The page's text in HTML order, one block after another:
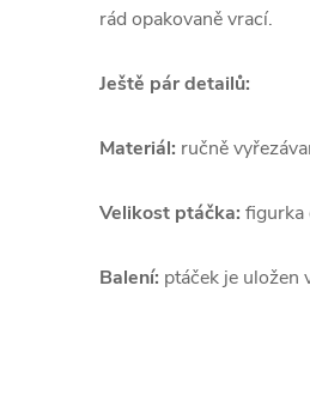
rád opakovaně vrací.
Ještě pár detailů:
Materiál: ručně
Velikost ptáčka: figurka
Balení: ptáček je uložen